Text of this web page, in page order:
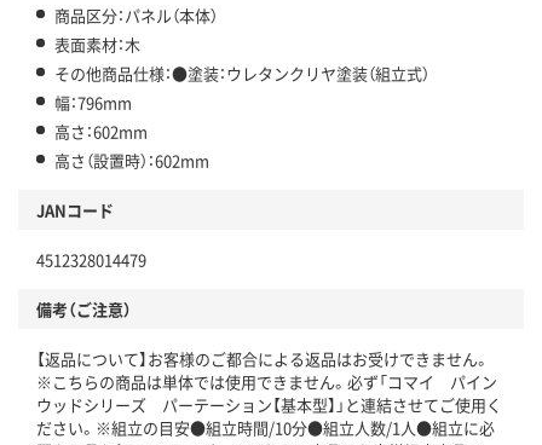
商品区分：パネル（本体）
表面素材：木
その他商品仕様：●塗装：ウレタンクリヤ塗装（組立式）
幅：796mm
高さ：602mm
高さ（設置時）：602mm
JANコード
4512328014479
備考（ご注意）
【返品について】お客様のご都合による返品はお受けできません。
※こちらの商品は単体では使用できません。必ず「コマイ パイン
ウッドシリーズ パーテーション【基本型】」と連結させてご使用く
ださい。※組立の目安●組立時間/10分●組立人数/1人●組立に必